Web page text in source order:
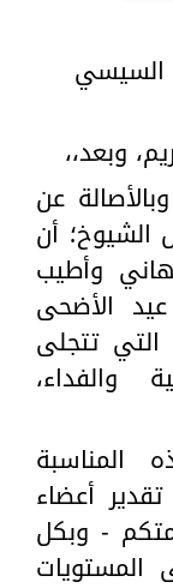
السيسي
وبعد،،
عن
الشيوخ؛ أن
وأطيب
الأضحى
التي تتجلى
والفداء،
أعضاء
- وبكل